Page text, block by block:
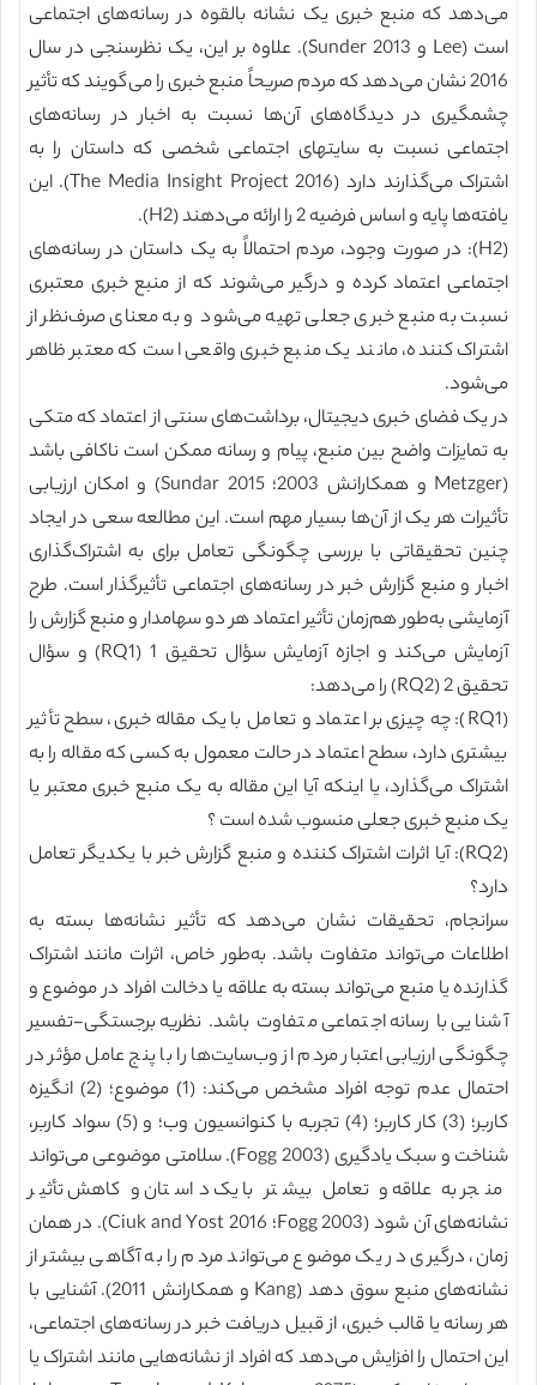
می‌دهد که منبع خبری یک نشانه بالقوه در رسانه‌های اجتماعی
است (Lee و Sunder 2013). علاوه بر این، یک نظرسنجی در سال
2016 نشان می‌دهد که مردم صریحاً منبع خبری را می‌گویند که تأثیر
چشمگیری در دیدگاه‌های آن‌ها نسبت به اخبار در رسانه‌های
اجتماعی نسبت به سایتهای اجتماعی شخصی که داستان را به
اشتراک می‌گذارند دارد (The Media Insight Project 2016). این
یافته‌ها پایه و اساس فرضیه 2 را ارائه می‌دهند (H2).
(H2): در صورت وجود، مردم احتمالاً به یک داستان در رسانه‌های
اجتماعی اعتماد کرده و درگیر می‌شوند که از منبع خبری معتبری
نسبت به منبع خبری جعلی تهیه می‌شود و به معنای صرف‌نظر از
اشتراک کننده، مانند یک منبع خبری واقعی است که معتبر ظاهر
می‌شود.
در یک فضای خبری دیجیتال، برداشت‌های سنتی از اعتماد که متکی
به تمایزات واضح بین منبع، پیام و رسانه ممکن است ناکافی باشد
(Metzger و همکارانش 2003؛ Sundar 2015) و امکان ارزیابی
تأثیرات هر یک از آن‌ها بسیار مهم است. این مطالعه سعی در ایجاد
چنین تحقیقاتی با بررسی چگونگی تعامل برای به اشتراک‌گذاری
اخبار و منبع گزارش خبر در رسانه‌های اجتماعی تأثیرگذار است. طرح
آزمایشی به‌طور هم‌زمان تأثیر اعتماد هر دو سهامدار و منبع گزارش را
آزمایش می‌کند و اجازه آزمایش سؤال تحقیق 1 (RQ1) و سؤال
تحقیق 2 (RQ2) را می‌دهد:
(RQ1): چه چیزی بر اعتماد و تعامل با یک مقاله خبری، سطح تأثیر
بیشتری دارد، سطح اعتماد در حالت معمول به کسی که مقاله را به
اشتراک می‌گذارد، یا اینکه آیا این مقاله به یک منبع خبری معتبر یا
یک منبع خبری جعلی منسوب شده است ؟
(RQ2): آیا اثرات اشتراک کننده و منبع گزارش خبر با یکدیگر تعامل
دارد؟
سرانجام، تحقیقات نشان می‌دهد که تأثیر نشانه‌ها بسته به
اطلاعات می‌تواند متفاوت باشد. به‌طور خاص، اثرات مانند اشتراک
گذارنده یا منبع می‌تواند بسته به علاقه یا دخالت افراد در موضوع و
آشنایی با رسانه اجتماعی متفاوت باشد. نظریه برجستگی-تفسیر
چگونگی ارزیابی اعتبار مردم از وب‌سایت‌ها را با پنج عامل مؤثر در
احتمال عدم توجه افراد مشخص می‌کند: (1) موضوع؛ (2) انگیزه
کاربر؛ (3) کار کاربر؛ (4) تجربه با کنوانسیون وب؛ و (5) سواد کاربر،
شناخت و سبک یادگیری (Fogg 2003). سلامتی موضوعی می‌تواند
منجر به علاقه و تعامل بیشتر با یک داستان و کاهش تأثیر
نشانه‌های آن شود (Fogg 2003؛ Ciuk and Yost 2016). در همان
زمان، درگیری در یک موضوع می‌تواند مردم را به آگاهی بیشتر از
نشانه‌های منبع سوق دهد (Kang و همکارانش 2011). آشنایی با
هر رسانه یا قالب خبری، از قبیل دریافت خبر در رسانه‌های اجتماعی،
این احتمال را افزایش می‌دهد که افراد از نشانه‌هایی مانند اشتراک یا